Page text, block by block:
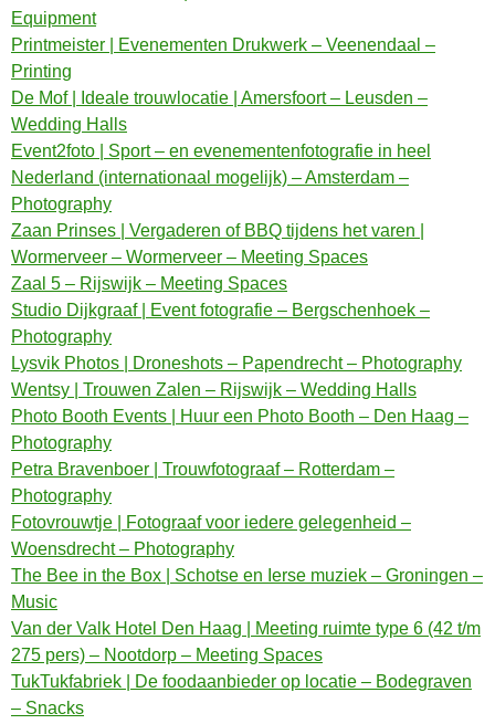
Equipment
Printmeister | Evenementen Drukwerk – Veenendaal –
Printing
De Mof | Ideale trouwlocatie | Amersfoort – Leusden –
Wedding Halls
Event2foto | Sport – en evenementenfotografie in heel
Nederland (internationaal mogelijk) – Amsterdam –
Photography
Zaan Prinses | Vergaderen of BBQ tijdens het varen |
Wormerveer – Wormerveer – Meeting Spaces
Zaal 5 – Rijswijk – Meeting Spaces
Studio Dijkgraaf | Event fotografie – Bergschenhoek –
Photography
Lysvik Photos | Droneshots – Papendrecht – Photography
Wentsy | Trouwen Zalen – Rijswijk – Wedding Halls
Photo Booth Events | Huur een Photo Booth – Den Haag –
Photography
Petra Bravenboer | Trouwfotograaf – Rotterdam –
Photography
Fotovrouwtje | Fotograaf voor iedere gelegenheid –
Woensdrecht – Photography
The Bee in the Box | Schotse en Ierse muziek – Groningen –
Music
Van der Valk Hotel Den Haag | Meeting ruimte type 6 (42 t/m
275 pers) – Nootdorp – Meeting Spaces
TukTukfabriek | De foodaanbieder op locatie – Bodegraven
– Snacks